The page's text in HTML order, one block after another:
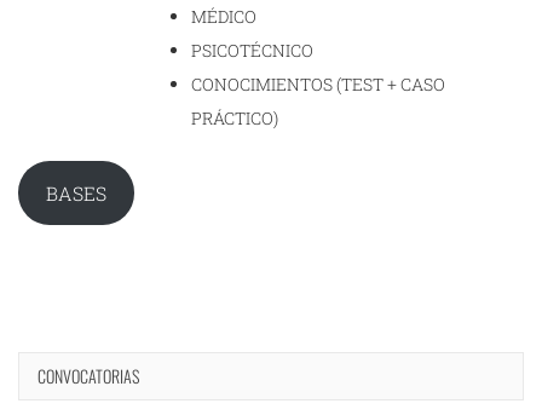
MÉDICO
PSICOTÉCNICO
CONOCIMIENTOS (TEST + CASO
PRÁCTICO)
BASES
CONVOCATORIAS